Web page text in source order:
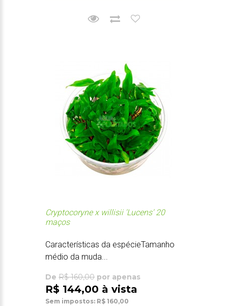
Cryptocoryne x willisii 'Lucens' 20
maços
Características da espécieTamanho
médio da muda...
De R$ 160,00 por apenas
R$ 144,00 à vista
Sem impostos: R$ 160,00